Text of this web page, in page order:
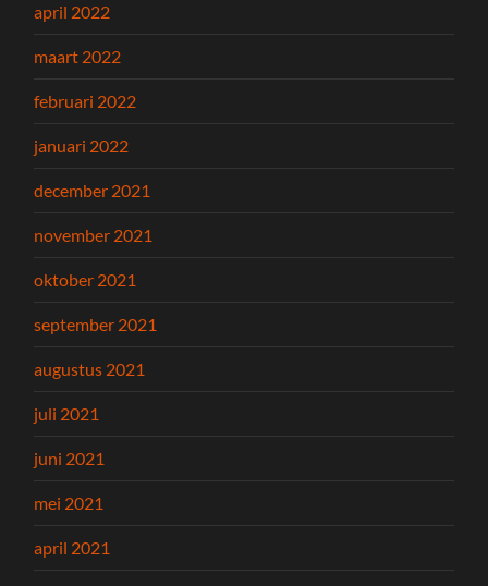
april 2022
maart 2022
februari 2022
januari 2022
december 2021
november 2021
oktober 2021
september 2021
augustus 2021
juli 2021
juni 2021
mei 2021
april 2021